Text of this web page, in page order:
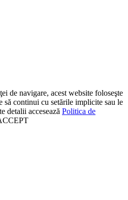
de navigare, acest website foloseşte
să continui cu setările implicite sau le
detalii accesează Politica de